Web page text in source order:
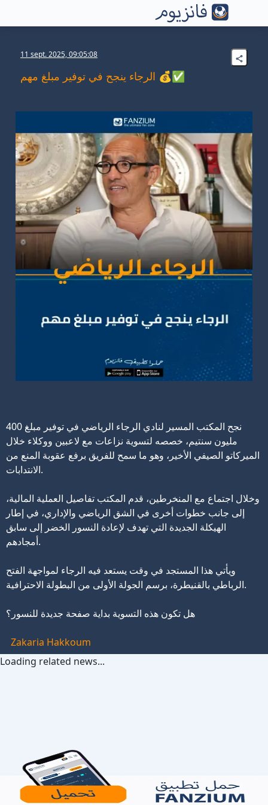
11 sept. 2025, 09:05:08
الرجاء ينجح في توفير مبلغ مهم 💰✅
نجح المكتب المسير لنادي الرجاء الرياضي في توفير مبلغ 400
مليون سنتيم، خصصه لتسوية نزاعات مع لاعبين ووكلاء خلال
الميركاتو الصيفي الأخير، وهو ما سمح للفريق برفع عقوبة المنع من
الانتدابات.
وخلال اجتماع مع المنخرطين، قدم المكتب تفاصيل العملية المالية،
إلى جانب خطوات أخرى في الشق الرياضي والإداري، في إطار
الهيكلة الجديدة التي تهدف لإعادة النسور الخضر إلى سابق
أمجادهم.
ويأتي هذا المستجد في وقت يستعد فيه الرجاء لمواجهة الفتح
الرباطي بالقنيطرة، برسم الجولة الأولى من البطولة الاحترافية.
هل تكون هذه التسوية بداية صفحة جديدة للنسور؟
Zakaria Hakkoum
Loading related news...